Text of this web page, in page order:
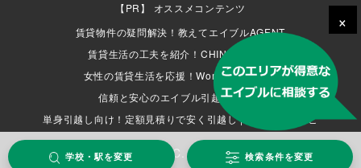
×
オススメコンテンツ
賃貸物件の疑問解決！教えてエイブルAGENT
賃貸生活の工夫を紹介！CHINTAI情報局
女性の賃貸生活を応援！Woman.CHINTAI
信頼と安心のエイブル引越サービス
単身引越し向け！定額見積りで安く引越し | 単身引越しナビ
COPYRIGHT (C) ABLE INC. ALL RIGHTS RESERVED.
学校・駅を変更 検索条件を変更